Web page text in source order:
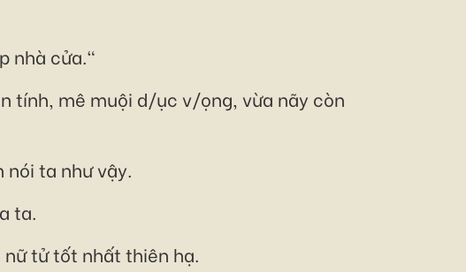
nhà cửa."
tính, mê muội d/ục v/ọng, vừa nãy còn
ta như vậy.
ta.
tử tốt nhất thiên hạ.